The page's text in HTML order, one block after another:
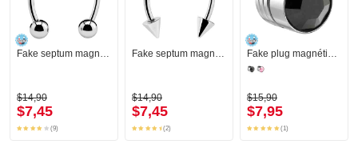
Fake septum magnético
$14,90
$7,45
(9)
Fake septum magnético
$14,90
$7,45
(2)
Fake plug magnética com pedra de cristal
$15,90
$7,95
(1)